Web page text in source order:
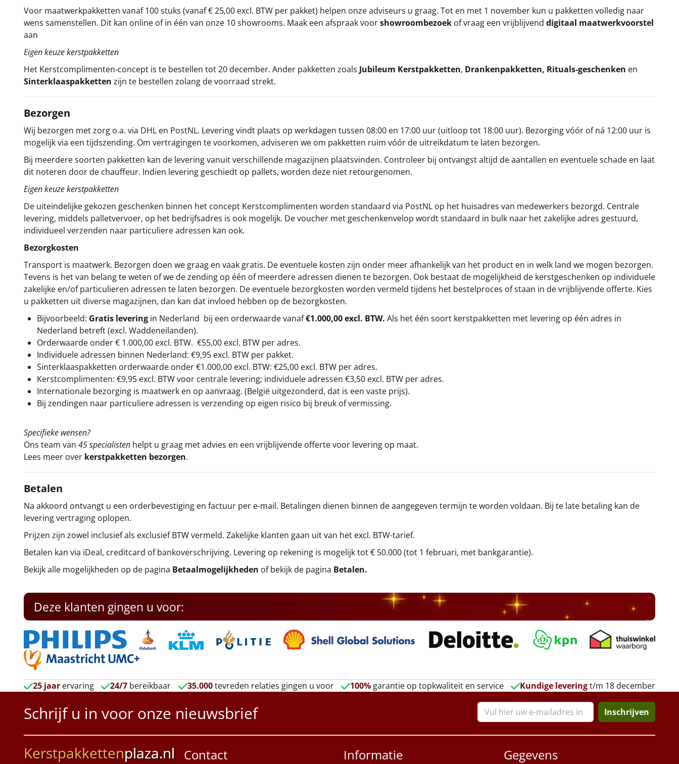
Voor maatwerkpakketten vanaf 100 stuks (vanaf € 25,00 excl. BTW per pakket) helpen onze adviseurs u graag. Tot en met 1 november kun u pakketten volledig naar
wens samenstellen. Dit kan online of in één van onze 10 showrooms. Maak een afspraak voorshowroombezoek of vraag een vrijblijvend digitaal maatwerkvoorstel
aan
Eigen keuze kerstpakketten
Het Kerstcomplimenten-concept is te bestellen tot 20 december. Ander pakketten zoals Jubileum Kerstpakketten, Drankenpakketten, Rituals-geschenken en
Sinterklaaspakketten zijn te bestellen zolang de voorraad strekt.
Bezorgen
Wij bezorgen met zorg o.a. via DHL en PostNL. Levering vindt plaats op werkdagen tussen 08:00 en 17:00 uur (uitloop tot 18:00 uur). Bezorging vóór of ná 12:00 uur is
mogelijk via een tijdszending. Om vertragingen te voorkomen, adviseren we om pakketten ruim vóór de uitreikdatum te laten bezorgen.
Bij meerdere soorten pakketten kan de levering vanuit verschillende magazijnen plaatsvinden. Controleer bij ontvangst altijd de aantallen en eventuele schade en laat
dit noteren door de chauffeur. Indien levering geschiedt op pallets, worden deze niet retourgenomen.
Eigen keuze kerstpakketten
De uiteindelijke gekozen geschenken binnen het concept Kerstcomplimenten worden standaard via PostNL op het huisadres van medewerkers bezorgd. Centrale
levering, middels palletvervoer, op het bedrijfsadres is ook mogelijk. De voucher met geschenkenvelop wordt standaard in bulk naar het zakelijke adres gestuurd,
individueel verzenden naar particuliere adressen kan ook.
Bezorgkosten
Transport is maatwerk. Bezorgen doen we graag en vaak gratis. De eventuele kosten zijn onder meer afhankelijk van het product en in welk land we mogen bezorgen.
Tevens is het van belang te weten of we de zending op één of meerdere adressen dienen te bezorgen. Ook bestaat de mogelijkheid de kerstgeschenken op individuele
zakelijke en/of particulieren adressen te laten bezorgen. De eventuele bezorgkosten worden vermeld tijdens het bestelproces of staan in de vrijblijvende offerte. Kies
u pakketten uit diverse magazijnen, dan kan dat invloed hebben op de bezorgkosten.
Bijvoorbeeld: Gratis levering in Nederland bij een orderwaarde vanaf€1.000,00 excl. BTW. Als het één soort kerstpakketten met levering op één adres in
Nederland betreft (excl. Waddeneilanden).
Orderwaarde onder € 1.000,00 excl. BTW. €55,00 excl. BTW per adres.
Individuele adressen binnen Nederland: €9,95 excl. BTW per pakket.
Sinterklaaspakketten orderwaarde onder €1.000,00 excl. BTW: €25,00 excl. BTW per adres.
Kerstcomplimenten: €9,95 excl. BTW voor centrale levering; individuele adressen €3,50 excl. BTW per adres.
Internationale bezorging is maatwerk en op aanvraag. (België uitgezonderd, dat is een vaste prijs).
Bij zendingen naar particuliere adressen is verzending op eigen risico bij breuk of vermissing.
Specifieke wensen?
Ons team van 45 specialisten helpt u graag met advies en een vrijblijvende offerte voor levering op maat.
Lees meer over kerstpakketten bezorgen.
Betalen
Na akkoord ontvangt u een orderbevestiging en factuur per e-mail. Betalingen dienen binnen de aangegeven termijn te worden voldaan. Bij te late betaling kan de
levering vertraging oplopen.
Prijzen zijn zowel inclusief als exclusief BTW vermeld. Zakelijke klanten gaan uit van het excl. BTW-tarief.
Betalen kan via iDeal, creditcard of bankoverschrijving. Levering op rekening is mogelijk tot € 50.000 (tot 1 februari, met bankgarantie).
Bekijk alle mogelijkheden op de pagina Betaalmogelijkheden of bekijk de pagina Betalen.
Deze klanten gingen u voor:
25 jaar ervaring 24/7 bereikbaar 35.000tevreden relaties gingen u voor 100%garantie op topkwaliteit en service Kundige leveringt/m 18 december
Schrijf u in voor onze nieuwsbrief Inschrijven
Kerstpakkettenplaza.nl Contact Informatie Gegevens